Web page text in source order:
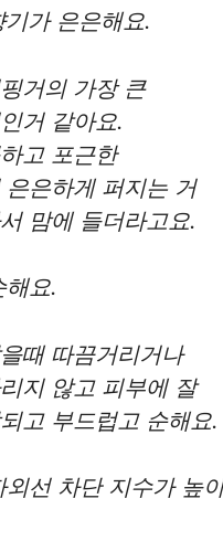
가 은은해요.
거의 가장 큰
거 같아요.
고 포근한
은은하게 퍼지는 거
맘에 들더라고요.
요.
때 따끔거리거나
지 않고 피부에 잘
고 부드럽고 순해요.
선 차단 지수가 높